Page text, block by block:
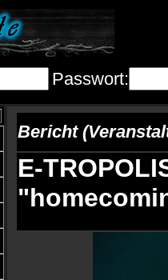
Passwort:
Bericht
E-